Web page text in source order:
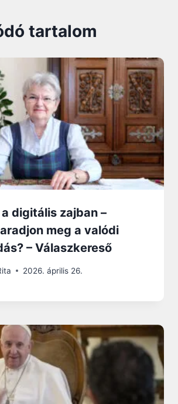
tartalom
digitális zajban –
meg a valódi
– Válaszkereső
2026. április 26.